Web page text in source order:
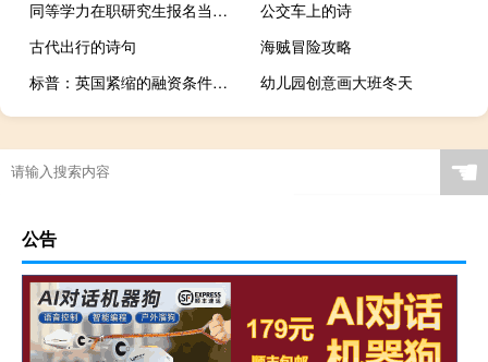
同等学力在职研究生报名当年就能上课吗
公交车上的诗
古代出行的诗句
海贼冒险攻略
标普：英国紧缩的融资条件可能会变得非常严格对经济的影响可能会比当前预测的更为显著
幼儿园创意画大班冬天
☚
公告